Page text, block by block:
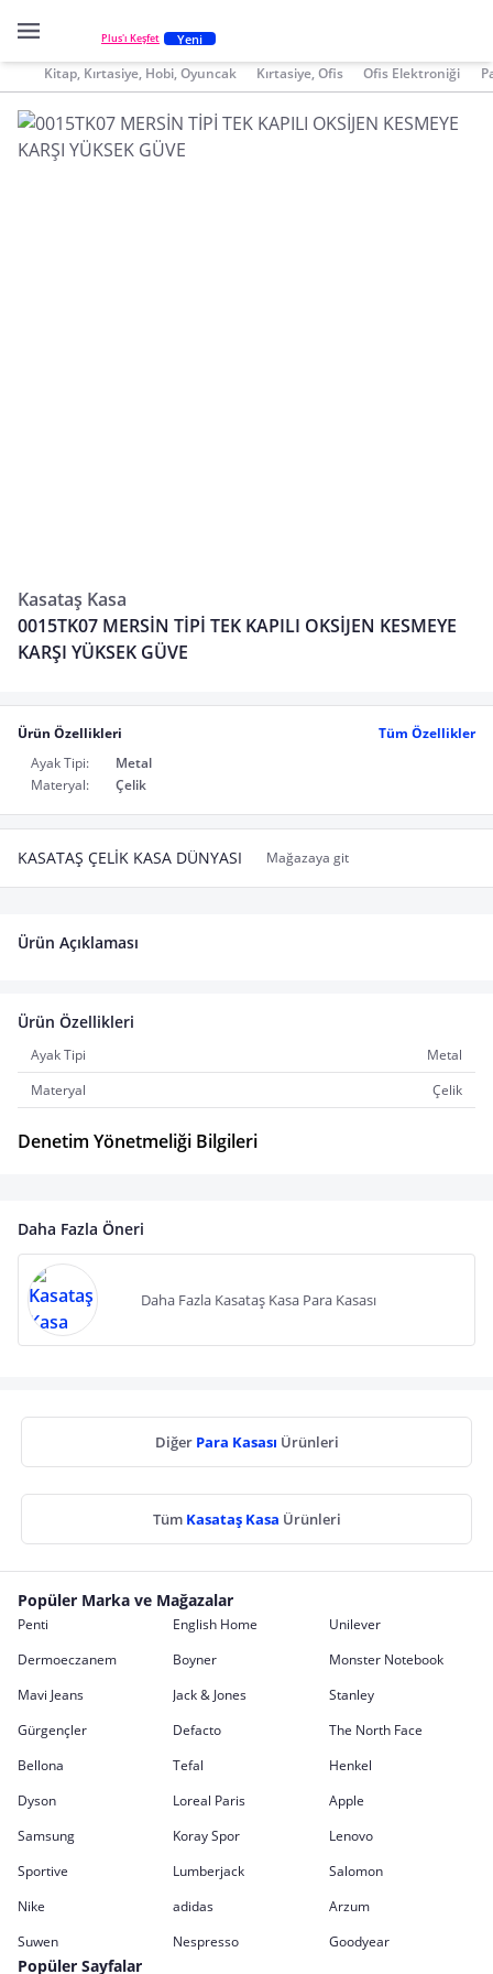
Plus'ı Keşfet Yeni
Kitap, Kırtasiye, Hobi, Oyuncak Kırtasiye, Ofis Ofis Elektroniği
Kasataş Kasa
0015TK07 MERSİN TİPİ TEK KAPILI OKSİJEN KESMEYE
KARŞI YÜKSEK GÜVE
Ürün Özellikleri
Tüm Özellikler
Ayak Tipi:
Metal
Materyal:
Çelik
KASATAŞ ÇELİK KASA DÜNYASI Mağazaya git
Ürün Açıklaması
Ürün Özellikleri
Ayak Tipi
Metal
Materyal
Çelik
Denetim Yönetmeliği Bilgileri
Daha Fazla Öneri
Daha Fazla Kasataş Kasa Para Kasası
Diğer Para Kasası Ürünleri
Tüm Kasataş Kasa Ürünleri
Popüler Marka ve Mağazalar
Penti English Home
Unilever
Dermoeczanem
Boyner
Monster Notebook
Mavi Jeans
Jack & Jones
Stanley
Gürgençler
Defacto
The North Face
Bellona
Tefal
Henkel
Dyson
Loreal Paris
Apple
Samsung
Koray Spor
Lenovo
Sportive
Lumberjack
Salomon
Nike
adidas
Arzum
Suwen
Nespresso Goodyear
Popüler Sayfalar